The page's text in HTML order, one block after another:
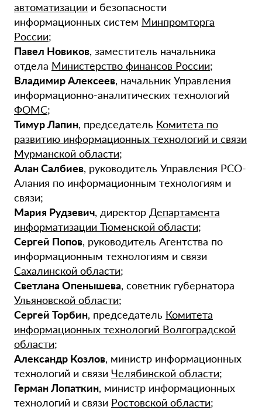
автоматизации и безопасности
информационных систем Минпромторга
России;
Павел Новиков, заместитель начальника
отдела Министерство финансов России;
Владимир Алексеев, начальник Управления
информационно-аналитических технологий
ФОМС;
Тимур Лапин, председатель Комитета по
развитию информационных технологий и связи
Мурманской области;
Алан Салбиев, руководитель Управления РСО-
Алания по информационным технологиям и
связи;
Мария Рудзевич, директор Департамента
информатизации Тюменской области;
Сергей Попов, руководитель Агентства по
информационным технологиям и связи
Сахалинской области;
Светлана Опенышева, советник губернатора
Ульяновской области;
Сергей Торбин, председатель Комитета
информационных технологий Волгоградской
области;
Александр Козлов, министр информационных
технологий и связи Челябинской области;
Герман Лопаткин, министр информационных
технологий и связи Ростовской области;